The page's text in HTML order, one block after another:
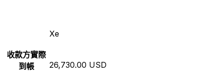
Xe
收款方實際
到帳
26,730.00 USD